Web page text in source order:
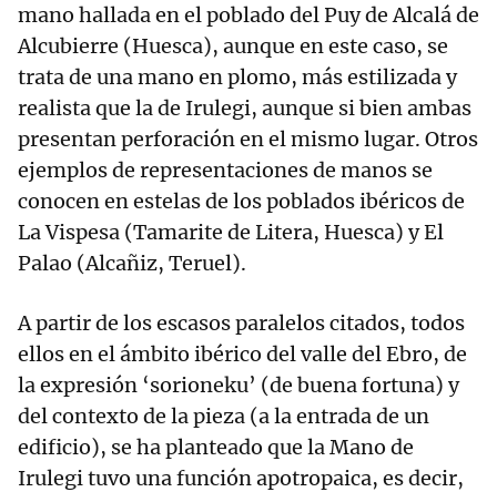
mano hallada en el poblado del Puy de Alcalá de
Alcubierre (Huesca), aunque en este caso, se
trata de una mano en plomo, más estilizada y
realista que la de Irulegi, aunque si bien ambas
presentan perforación en el mismo lugar. Otros
ejemplos de representaciones de manos se
conocen en estelas de los poblados ibéricos de
La Vispesa (Tamarite de Litera, Huesca) y El
Palao (Alcañiz, Teruel).
A partir de los escasos paralelos citados, todos
ellos en el ámbito ibérico del valle del Ebro, de
la expresión ‘sorioneku’ (de buena fortuna) y
del contexto de la pieza (a la entrada de un
edificio), se ha planteado que la Mano de
Irulegi tuvo una función apotropaica, es decir,